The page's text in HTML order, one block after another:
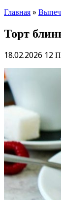
Главная »
Торт
18.02.2026 12